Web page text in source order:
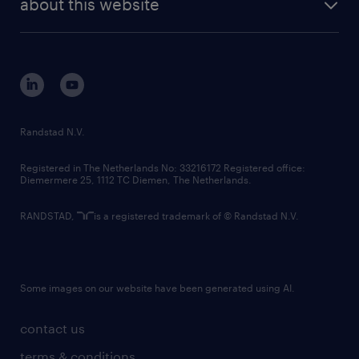
corporate governance
randstad innovation fund
country websites
about this website
contact us
Randstad N.V.
Registered in The Netherlands No: 33216172 Registered office:
Diemermere 25, 1112 TC Diemen, The Netherlands.
RANDSTAD, is a registered trademark of © Randstad N.V.
Some images on our website have been generated using AI.